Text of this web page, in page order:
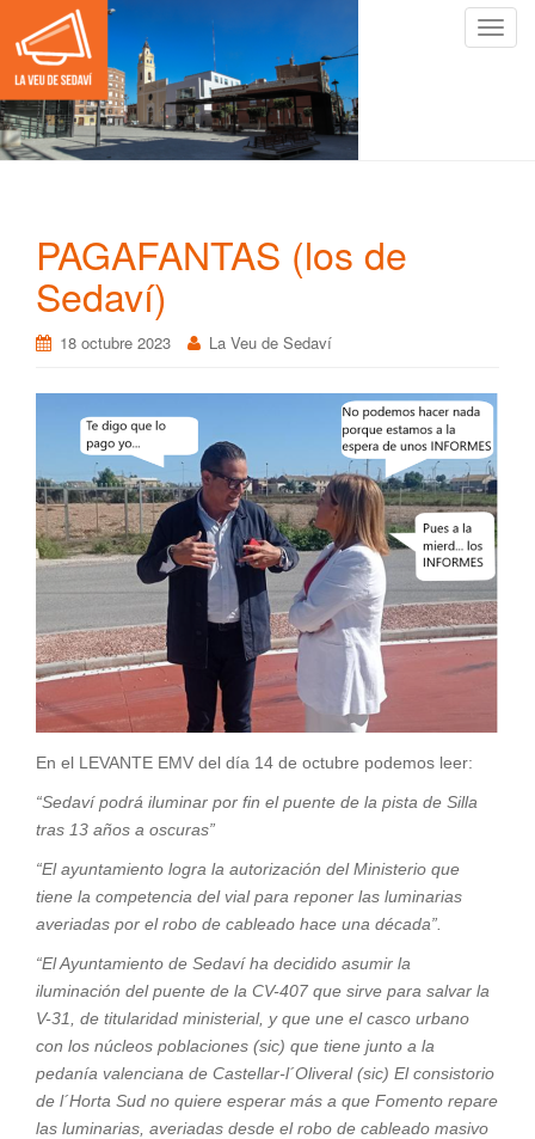
C
c
ó
n
PAGAFANTAS (los de
Sedaví)
18 octubre 2023 La Veu de Sedaví
En el LEVANTE EMV del día 14 de octubre podemos leer:
“Sedaví podrá iluminar por fin el puente de la pista de Silla
tras 13 años a oscuras”
“El ayuntamiento logra la autorización del Ministerio que
tiene la competencia del vial para reponer las luminarias
averiadas por el robo de cableado hace una década”.
“El Ayuntamiento de Sedaví ha decidido asumir la
iluminación del puente de la CV-407 que sirve para salvar la
V-31, de titularidad ministerial, y que une el casco urbano
con los núcleos poblaciones (sic) que tiene junto a la
pedanía valenciana de Castellar-l´Oliveral (sic) El consistorio
de l´Horta Sud no quiere esperar más a que Fomento repare
las luminarias, averiadas desde el robo de cableado masivo